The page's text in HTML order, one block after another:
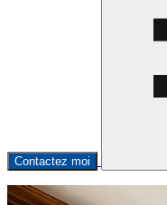
Contactez moi